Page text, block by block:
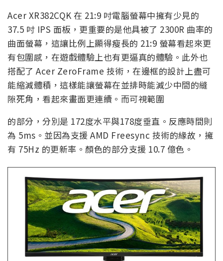
Acer XR382CQK 在 21:9 吋電腦螢幕中擁有少見的
37.5 吋 IPS 面板，更重要的是他具被了 2300R 曲率的
曲面螢幕，這讓比例上顯得瘦長的 21:9 螢幕看起來更
有包圍感，在遊戲體驗上也有更逼真的體驗。此外也
搭配了 Acer ZeroFrame 技術，在邊框的設計上盡可
能縮減體積，這樣能讓螢幕在並排時能減少中間的縫
隙死角，看起來畫面更連續。而可視範圍
的部分，分別是 172度水平與178度垂直。反應時間則
為 5ms。並因為支援 AMD Freesync 技術的緣故，擁
有 75Hz 的更新率。顏色的部分支援 10.7 億色。